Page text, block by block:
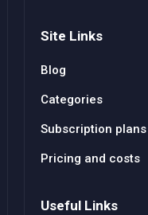
Site Links
Blog
Categories
Subscription plans
Pricing and costs
Useful Links